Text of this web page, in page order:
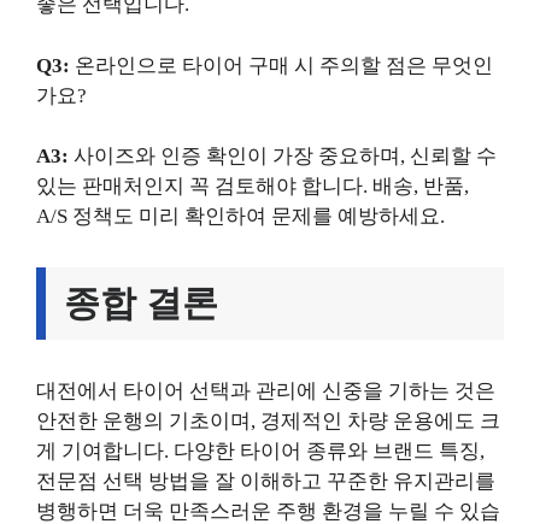
Q3: 온라인으로 타이어 구매 시 주의할 점은 무엇인
가요?
A3: 사이즈와 인증 확인이 가장 중요하며, 신뢰할 수
있는 판매처인지 꼭 검토해야 합니다. 배송, 반품,
A/S 정책도 미리 확인하여 문제를 예방하세요.
종합 결론
대전에서 타이어 선택과 관리에 신중을 기하는 것은
안전한 운행의 기초이며, 경제적인 차량 운용에도 크
게 기여합니다. 다양한 타이어 종류와 브랜드 특징,
전문점 선택 방법을 잘 이해하고 꾸준한 유지관리를
병행하면 더욱 만족스러운 주행 환경을 누릴 수 있습